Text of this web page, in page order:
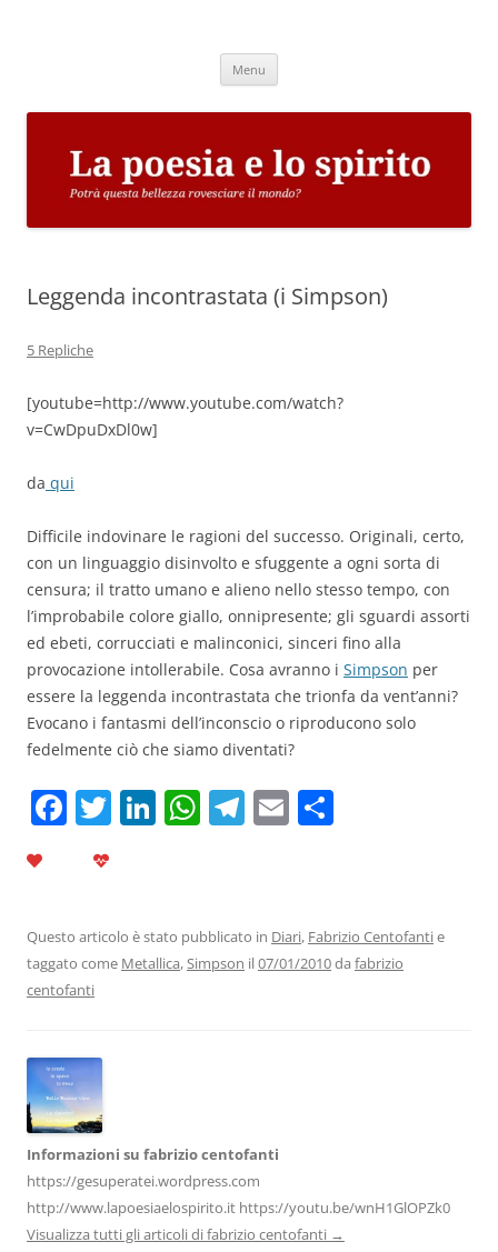
Menu
Leggenda incontrastata (i Simpson)
5 Repliche
[youtube=http://www.youtube.com/watch?
v=CwDpuDxDl0w]
da qui
Difficile indovinare le ragioni del successo. Originali, certo,
con un linguaggio disinvolto e sfuggente a ogni sorta di
censura; il tratto umano e alieno nello stesso tempo, con
l’improbabile colore giallo, onnipresente; gli sguardi assorti
ed ebeti, corrucciati e malinconici, sinceri fino alla
provocazione intollerabile. Cosa avranno i Simpson per
essere la leggenda incontrastata che trionfa da vent’anni?
Evocano i fantasmi dell’inconscio o riproducono solo
fedelmente ciò che siamo diventati?
F
b
o
k
T Li
dI
n
W
A
p
T
a
m
E
vi
di
Questo articolo è stato pubblicato in Diari, Fabrizio Centofantie
taggato come Metallica,Simpson il07/01/2010da fabrizio
centofanti
Informazioni su fabrizio centofanti
https://gesuperatei.wordpress.com
http://www.lapoesiaelospirito.it https://youtu.be/wnH1GlOPZk0
Visualizza tutti gli articoli di fabrizio centofanti →